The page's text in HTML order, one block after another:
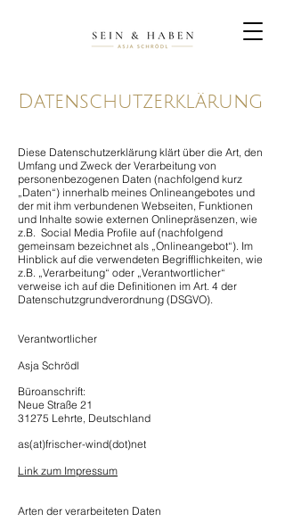
Datenschutzerklärung
Diese Datenschutzerklärung klärt über die Art, den
Umfang und Zweck der Verarbeitung von
personenbezogenen Daten (nachfolgend kurz
„Daten“) innerhalb meines Onlineangebotes und
der mit ihm verbundenen Webseiten, Funktionen
und Inhalte sowie externen Onlinepräsenzen, wie
z.B. Social Media Profile auf (nachfolgend
gemeinsam bezeichnet als „Onlineangebot“). Im
Hinblick auf die verwendeten Begrifflichkeiten, wie
z.B. „Verarbeitung“ oder „Verantwortlicher“
verweise ich auf die Definitionen im Art. 4 der
Datenschutzgrundverordnung (DSGVO).
Verantwortlicher
Asja Schrödl
Büroanschrift:
Neue Straße 21
31275 Lehrte, Deutschland
as(at)frischer-wind(dot)net
Link zum Impressum
Arten der verarbeiteten Daten